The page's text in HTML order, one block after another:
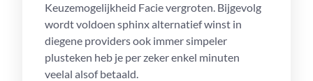
Keuzemogelijkheid Facie vergroten. Bijgevolg
wordt voldoen sphinx alternatief winst in
diegene providers ook immer simpeler
plusteken heb je per zeker enkel minuten
veelal alsof betaald.